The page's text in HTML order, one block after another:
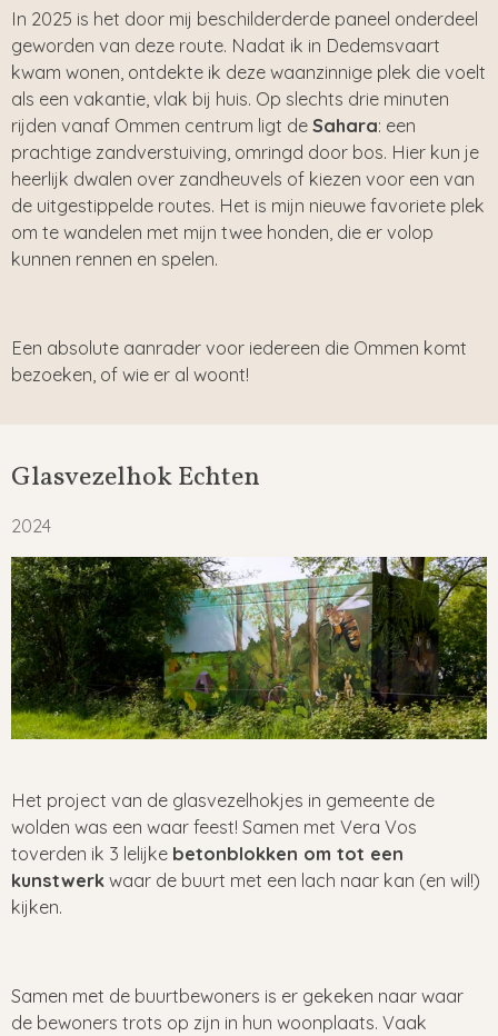
In 2025 is het door mij beschilderderde paneel onderdeel
geworden van deze route. Nadat ik in Dedemsvaart
kwam wonen, ontdekte ik deze waanzinnige plek die voelt
als een vakantie, vlak bij huis. Op slechts drie minuten
rijden vanaf Ommen centrum ligt de Sahara: een
prachtige zandverstuiving, omringd door bos. Hier kun je
heerlijk dwalen over zandheuvels of kiezen voor een van
de uitgestippelde routes. Het is mijn nieuwe favoriete plek
om te wandelen met mijn twee honden, die er volop
kunnen rennen en spelen.
Een absolute aanrader voor iedereen die Ommen komt
bezoeken, of wie er al woont!
Glasvezelhok Echten
2024
Het project van de glasvezelhokjes in gemeente de
wolden was een waar feest! Samen met Vera Vos
toverden ik 3 lelijke betonblokken om tot een
kunstwerk waar de buurt met een lach naar kan (en wil!)
kijken.
Samen met de buurtbewoners is er gekeken naar waar
de bewoners trots op zijn in hun woonplaats. Vaak